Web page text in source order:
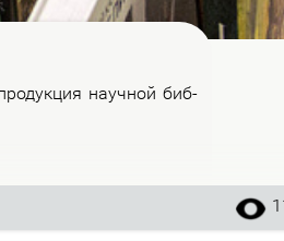
на­уч­ной биб­